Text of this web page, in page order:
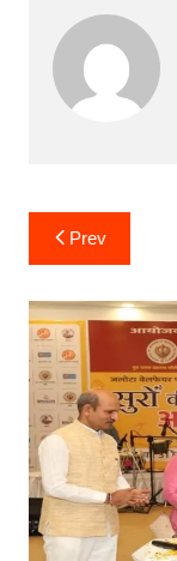
Post
navigation
Prev